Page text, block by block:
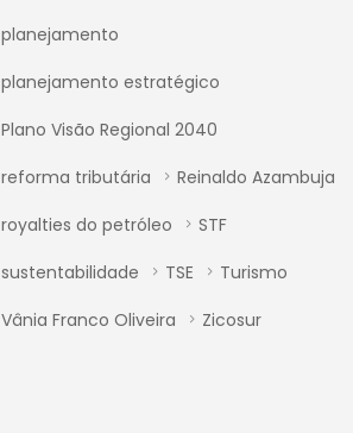
planejamento
planejamento estratégico
Plano Visão Regional 2040
reforma tributária
Reinaldo Azambuja
royalties do petróleo
STF
sustentabilidade
TSE
Turismo
Vânia Franco Oliveira
Zicosur